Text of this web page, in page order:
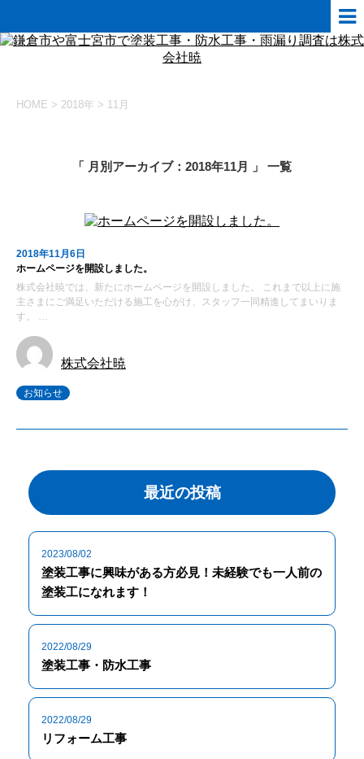
HOME > 2018年 > 11月
「 月別アーカイブ：2018年11月 」 一覧
2018年11月6日
ホームページを開設しました。
株式会社暁では、新たにホームページを開設しました。 これまで以上に施
主さまにご満足いただける施工を心がけ、スタッフ一同精進してまいりま
す。 …
株式会社暁
お知らせ
最近の投稿
2023/08/02
塗装工事に興味がある方必見！未経験でも一人前の
塗装工になれます！
2022/08/29
塗装工事・防水工事
2022/08/29
リフォーム工事